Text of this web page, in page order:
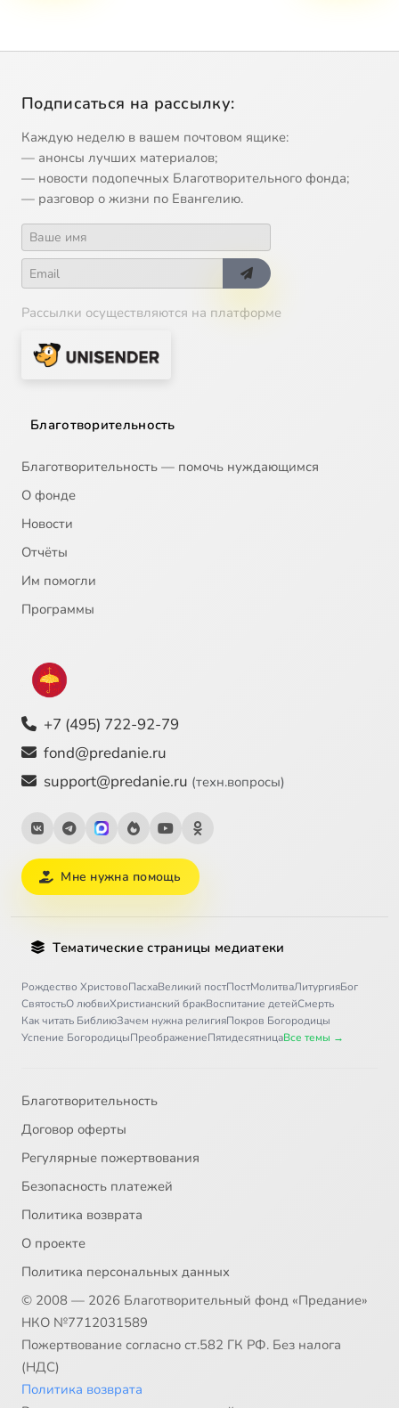
Подписаться на рассылку:
Каждую неделю в вашем почтовом ящике:
— анонсы лучших материалов;
— новости подопечных Благотворительного фонда;
— разговор о жизни по Евангелию.
Рассылки осуществляются на платформе
Благотворительность
Благотворительность — помочь нуждающимся
О фонде
Новости
Отчёты
Им помогли
Программы
+7 (495) 722-92-79
fond@predanie.ru
support@predanie.ru (техн.вопросы)
Мне нужна помощь
Тематические страницы медиатеки
Рождество ХристовоПасхаВеликий постПостМолитваЛитургияБог
СвятостьО любвиХристианский бракВоспитание детейСмерть
Как читать БиблиюЗачем нужна религияПокров Богородицы
Успение БогородицыПреображениеПятидесятницаВсе темы →
Благотворительность
Договор оферты
Регулярные пожертвования
Безопасность платежей
Политика возврата
О проекте
Политика персональных данных
© 2008 — 2026 Благотворительный фонд «Предание»
НКО №7712031589
Пожертвование согласно ст.582 ГК РФ. Без налога
(НДС)
Политика возврата